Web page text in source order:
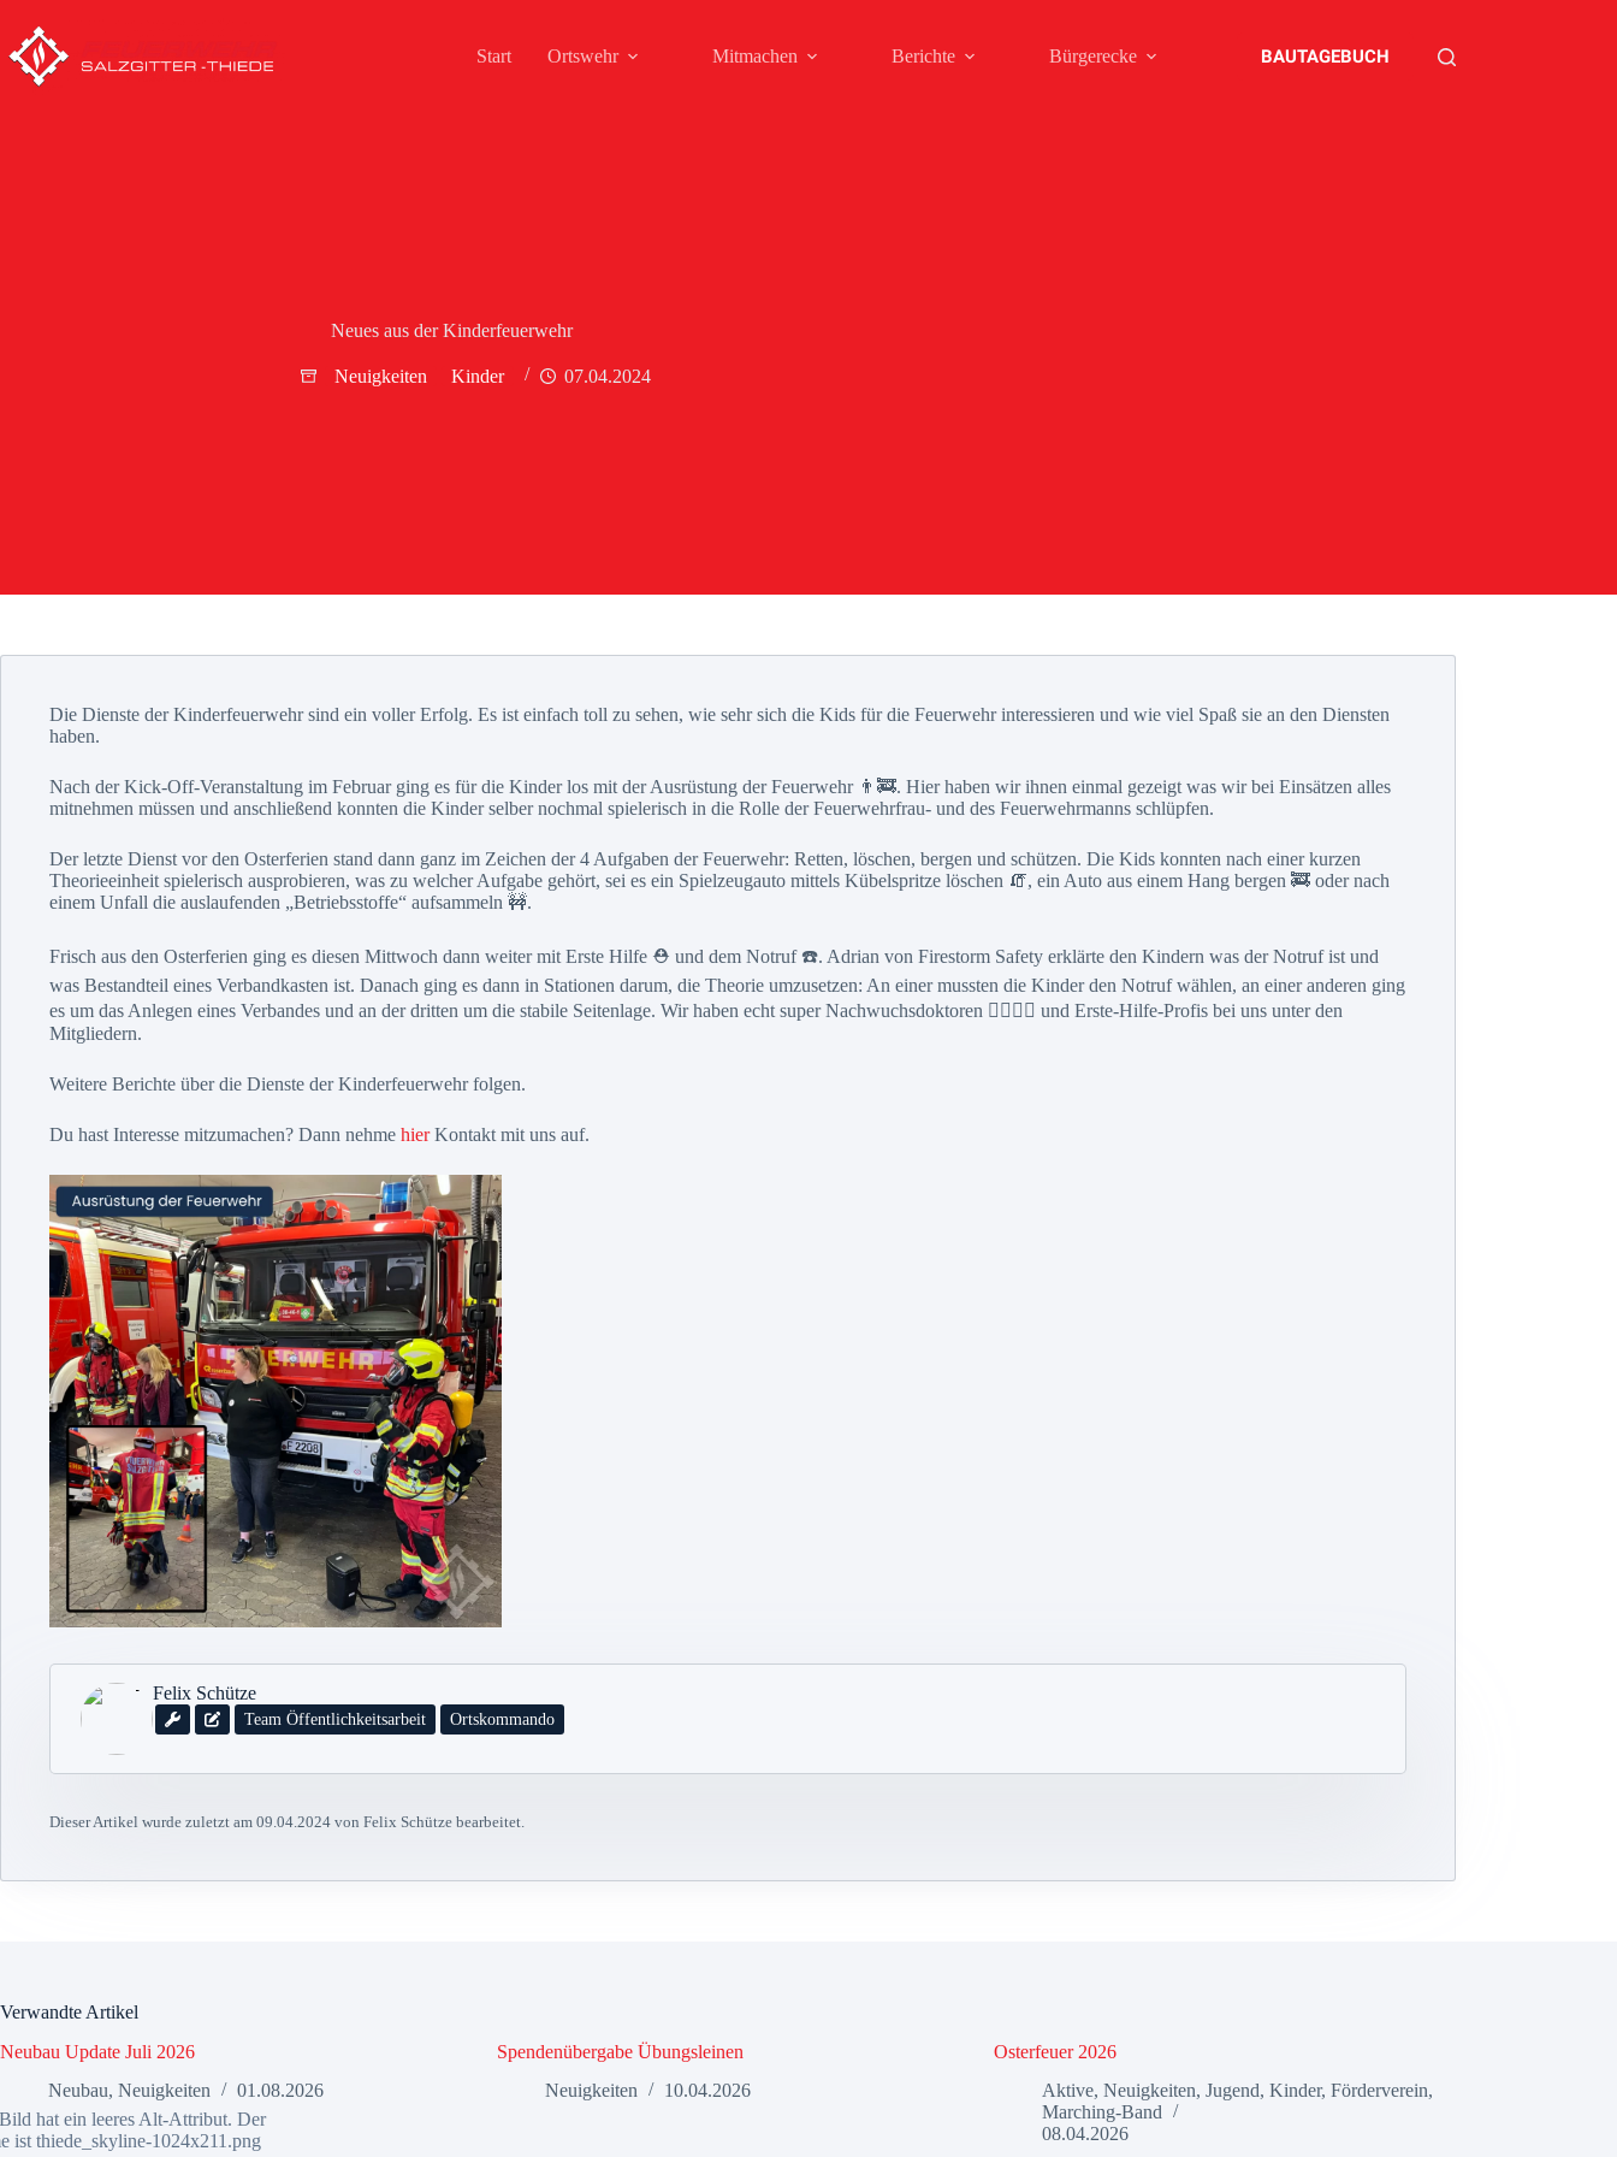
Inhalt
springen
Start Ortswehr Mitmachen Berichte Bürgerecke BAUTAGEBUCH
Neues aus der Kinderfeuerwehr
Neuigkeiten Kinder 07.04.2024
Die Dienste der Kinderfeuerwehr sind ein voller Erfolg. Es ist einfach toll zu sehen, wie sehr sich die Kids für die Feuerwehr interessieren und wie viel Spaß sie an den Diensten
haben.
Nach der Kick-Off-Veranstaltung im Februar ging es für die Kinder los mit der Ausrüstung der Feuerwehr 👨‍🚒. Hier haben wir ihnen einmal gezeigt was wir bei Einsätzen alles
mitnehmen müssen und anschließend konnten die Kinder selber nochmal spielerisch in die Rolle der Feuerwehrfrau- und des Feuerwehrmanns schlüpfen.
Der letzte Dienst vor den Osterferien stand dann ganz im Zeichen der 4 Aufgaben der Feuerwehr: Retten, löschen, bergen und schützen. Die Kids konnten nach einer kurzen
Theorieeinheit spielerisch ausprobieren, was zu welcher Aufgabe gehört, sei es ein Spielzeugauto mittels Kübelspritze löschen 🧯, ein Auto aus einem Hang bergen 🚒 oder nach
einem Unfall die auslaufenden „Betriebsstoffe“ aufsammeln 🚧.
Frisch aus den Osterferien ging es diesen Mittwoch dann weiter mit Erste Hilfe ⛑️ und dem Notruf ☎️. Adrian von Firestorm Safety erklärte den Kindern was der Notruf ist und
was Bestandteil eines Verbandkasten ist. Danach ging es dann in Stationen darum, die Theorie umzusetzen: An einer mussten die Kinder den Notruf wählen, an einer anderen ging
es um das Anlegen eines Verbandes und an der dritten um die stabile Seitenlage. Wir haben echt super Nachwuchsdoktoren 👩‍⚕️👨‍⚕️ und Erste-Hilfe-Profis bei uns unter den
Mitgliedern.
Weitere Berichte über die Dienste der Kinderfeuerwehr folgen.
Du hast Interesse mitzumachen? Dann nehme hierKontakt mit uns auf.
Felix Schütze
Team Öffentlichkeitsarbeit Ortskommando
Dieser Artikel wurde zuletzt am 09.04.2024 von Felix Schütze bearbeitet.
Verwandte Artikel
Neubau Update Juli 2026
Neubau, Neuigkeiten 01.08.2026
Spendenübergabe Übungsleinen
Neuigkeiten
10.04.2026
Osterfeuer 2026
Aktive,Neuigkeiten,Jugend,Kinder,Förderverein,
Marching-Band
08.04.2026